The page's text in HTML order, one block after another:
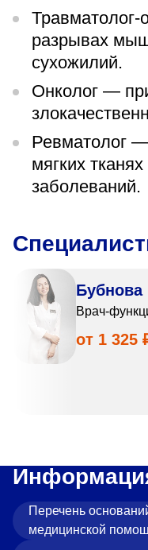
разрывах
сухожилий.
Онколог —
Ревматолог
мягких
заболеваний.
Бубнова
Врач-
от 1 325
Перечень
медицинской